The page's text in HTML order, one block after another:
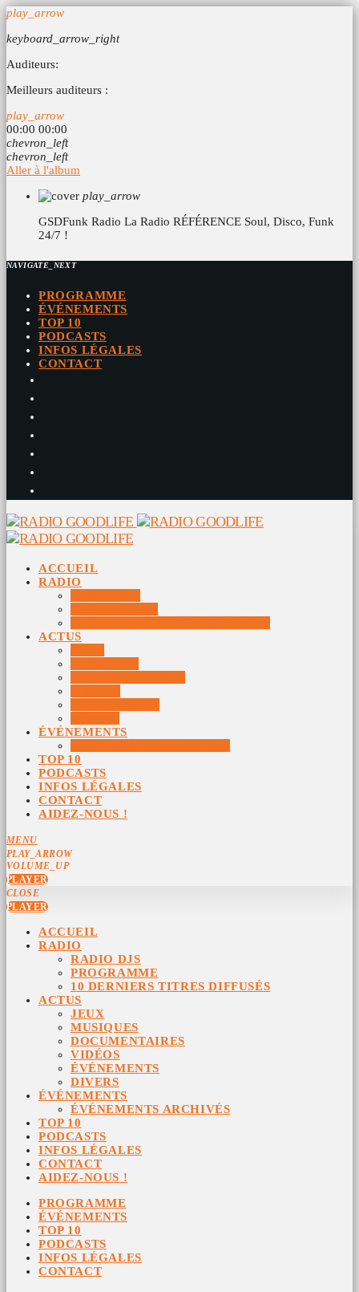
play_arrow
keyboard_arrow_right
Auditeurs:
Meilleurs auditeurs :
play_arrow
00:00 00:00
chevron_left
chevron_left
Aller à l'album
play_arrow
GSDFunk Radio La Radio RÉFÉRENCE Soul, Disco, Funk
24/7 !
NAVIGATE_NEXT
PROGRAMME
ÉVÉNEMENTS
TOP 10
PODCASTS
INFOS LÉGALES
CONTACT
ACCUEIL
RADIO
ACTUS
ÉVÉNEMENTS
TOP 10
PODCASTS
INFOS LÉGALES
CONTACT
AIDEZ-NOUS !
MENU
PLAY_ARROW
VOLUME_UP
PLAYER
CLOSE
PLAYER
ACCUEIL
RADIO
RADIO DJS
PROGRAMME
10 DERNIERS TITRES DIFFUSÉS
ACTUS
JEUX
MUSIQUES
DOCUMENTAIRES
VIDÉOS
ÉVÉNEMENTS
DIVERS
ÉVÉNEMENTS
ÉVÉNEMENTS ARCHIVÉS
TOP 10
PODCASTS
INFOS LÉGALES
CONTACT
AIDEZ-NOUS !
PROGRAMME
ÉVÉNEMENTS
TOP 10
PODCASTS
INFOS LÉGALES
CONTACT